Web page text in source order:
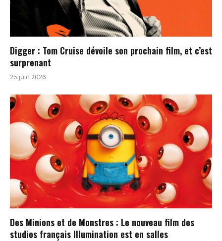
Digger : Tom Cruise dévoile son prochain film, et c’est
surprenant
25 juin 2026
Des Minions et de Monstres : Le nouveau film des
studios français Illumination est en salles